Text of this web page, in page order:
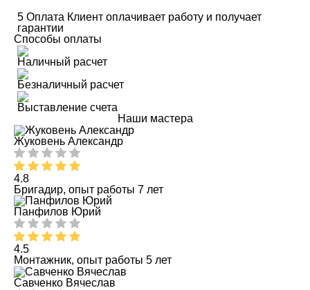
5 Оплата Клиент оплачивает работу и получает
гарантии
Способы оплаты
Наличный расчет
Безналичный расчет
Выставление счета
Наши мастера
Жуковень Александр
4.8
Бригадир, опыт работы 7 лет
Панфилов Юрий
4.5
Монтажник, опыт работы 5 лет
Савченко Вячеслав